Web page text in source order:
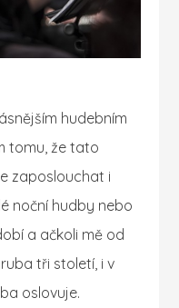
hudebním
tomu, že tato
zaposlouchat i
noční hudby nebo
a ačkoli mě od
tři století, i v
oslovuje.